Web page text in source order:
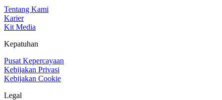
Tentang Kami
Karier
Kit Media
Kepatuhan
Pusat Kepercayaan
Kebijakan Privasi
Kebijakan Cookie
Legal